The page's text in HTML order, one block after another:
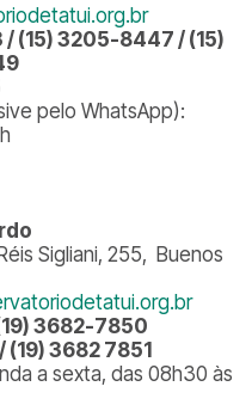
(15) 3205-8447 / (15)
pelo WhatsApp):
Sigliani, 255, Buenos
3682-7850
3682 7851
a sexta, das 08h30 às